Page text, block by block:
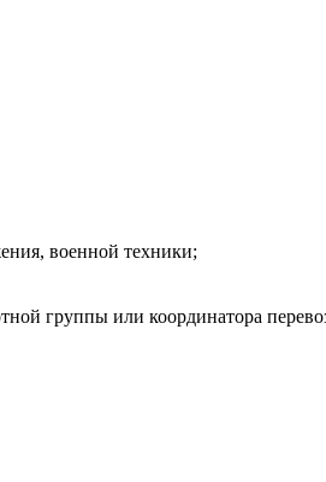
военной техники;
группы или координатора